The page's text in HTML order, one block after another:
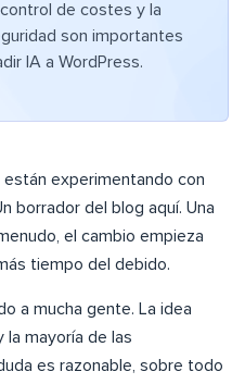
de costes y la
son importantes
IA a WordPress.
están experimentando con
borrador del blog aquí. Una
el cambio empieza
tiempo del debido.
a mucha gente. La idea
la mayoría de las
es razonable, sobre todo